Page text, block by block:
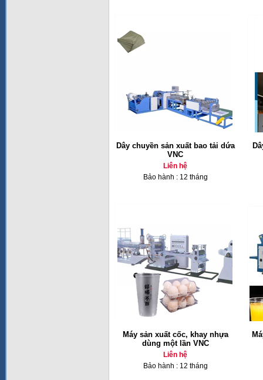
Dây chuyền sản xuất bao tải dứa
VNC
Liên hệ
Bảo hành : 12 tháng
Máy sản xuất cốc, khay nhựa
dùng một lần VNC
Liên hệ
Bảo hành : 12 tháng